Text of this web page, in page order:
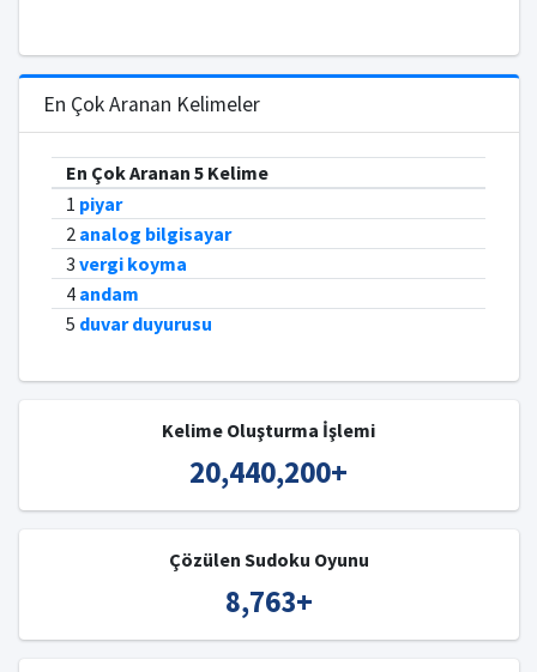
En Çok Aranan Kelimeler
En Çok Aranan 5 Kelime
1 piyar
2 analog bilgisayar
3 vergi koyma
4 andam
5 duvar duyurusu
Kelime Oluşturma İşlemi
20,440,200+
Çözülen Sudoku Oyunu
8,763+